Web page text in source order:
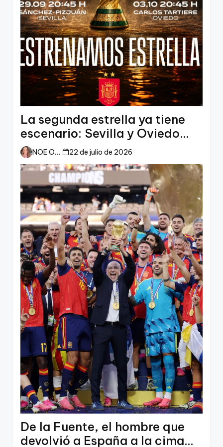
La segunda estrella ya tiene
escenario: Sevilla y Oviedo
esperan a España
NOE ORTIZ 22 de julio de 2026
De la Fuente, el hombre que
devolvió a España a la cima